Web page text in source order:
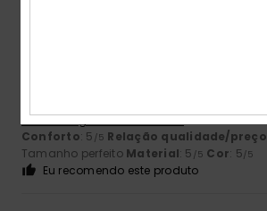
Mostrar original - Castelhano
Conforto: 5 /5 Relação qualidade/preço
Tamanho perfeito Material: 5 /5 Cor: 5/5
Eu recomendo este produto